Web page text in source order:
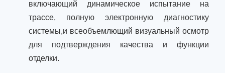
включающий динамическое испытание на
трассе, полную электронную диагностику
системы,и всеобъемлющий визуальный осмотр
для подтверждения качества и функции
отделки.